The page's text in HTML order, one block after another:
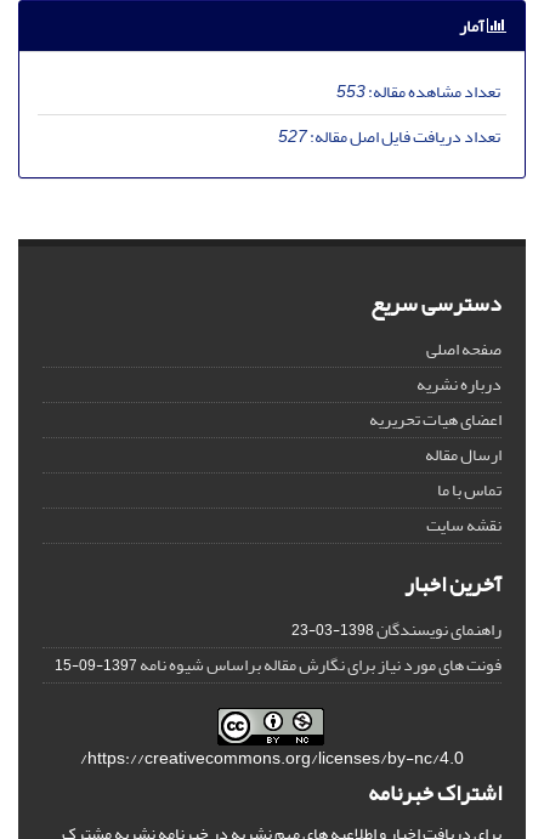
آمار
تعداد مشاهده مقاله:553
تعداد دریافت فایل اصل مقاله:527
دسترسی سریع
صفحه اصلی
درباره نشریه
اعضای هیات تحریریه
ارسال مقاله
تماس با ما
نقشه سایت
آخرین اخبار
راهنمای نویسندگان1398-03-23
فونت های مورد نیاز برای نگارش مقاله براساس شیوه نامه1397-09-15
https://creativecommons.org/licenses/by-nc/4.0/
اشتراک خبرنامه